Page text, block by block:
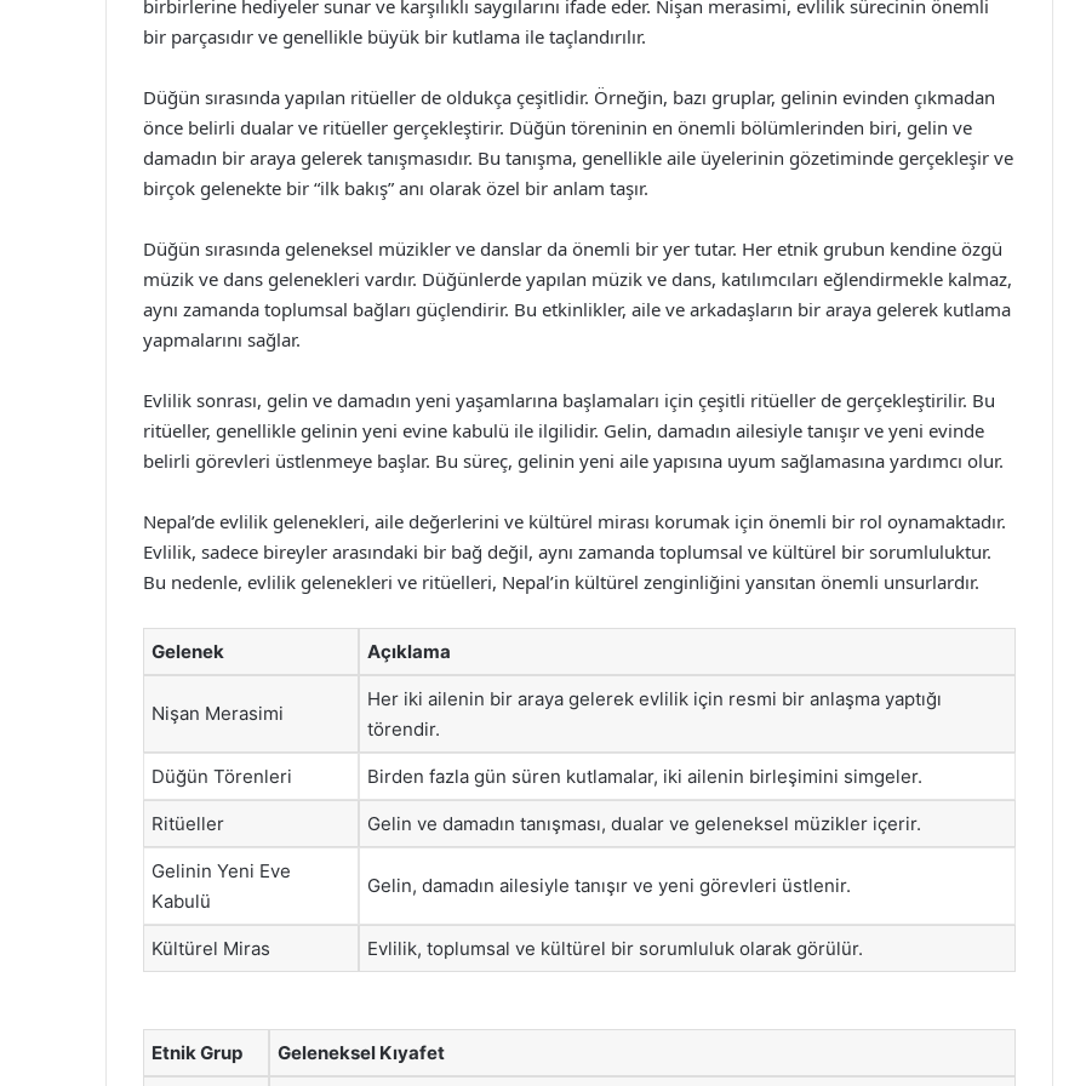
birbirlerine hediyeler sunar ve karşılıklı saygılarını ifade eder. Nişan merasimi, evlilik sürecinin önemli
bir parçasıdır ve genellikle büyük bir kutlama ile taçlandırılır.
Düğün sırasında yapılan ritüeller de oldukça çeşitlidir. Örneğin, bazı gruplar, gelinin evinden çıkmadan
önce belirli dualar ve ritüeller gerçekleştirir. Düğün töreninin en önemli bölümlerinden biri, gelin ve
damadın bir araya gelerek tanışmasıdır. Bu tanışma, genellikle aile üyelerinin gözetiminde gerçekleşir ve
birçok gelenekte bir “ilk bakış” anı olarak özel bir anlam taşır.
Düğün sırasında geleneksel müzikler ve danslar da önemli bir yer tutar. Her etnik grubun kendine özgü
müzik ve dans gelenekleri vardır. Düğünlerde yapılan müzik ve dans, katılımcıları eğlendirmekle kalmaz,
aynı zamanda toplumsal bağları güçlendirir. Bu etkinlikler, aile ve arkadaşların bir araya gelerek kutlama
yapmalarını sağlar.
Evlilik sonrası, gelin ve damadın yeni yaşamlarına başlamaları için çeşitli ritüeller de gerçekleştirilir. Bu
ritüeller, genellikle gelinin yeni evine kabulü ile ilgilidir. Gelin, damadın ailesiyle tanışır ve yeni evinde
belirli görevleri üstlenmeye başlar. Bu süreç, gelinin yeni aile yapısına uyum sağlamasına yardımcı olur.
Nepal’de evlilik gelenekleri, aile değerlerini ve kültürel mirası korumak için önemli bir rol oynamaktadır.
Evlilik, sadece bireyler arasındaki bir bağ değil, aynı zamanda toplumsal ve kültürel bir sorumluluktur.
Bu nedenle, evlilik gelenekleri ve ritüelleri, Nepal’in kültürel zenginliğini yansıtan önemli unsurlardır.
Gelenek Açıklama
Nişan Merasimi
Her iki ailenin bir araya gelerek evlilik için resmi bir anlaşma yaptığı
törendir.
Düğün Törenleri Birden fazla gün süren kutlamalar, iki ailenin birleşimini simgeler.
Ritüeller Gelin ve damadın tanışması, dualar ve geleneksel müzikler içerir.
Gelinin Yeni Eve
Kabulü
Gelin, damadın ailesiyle tanışır ve yeni görevleri üstlenir.
Kültürel Miras Evlilik, toplumsal ve kültürel bir sorumluluk olarak görülür.
Etnik Grup Geleneksel Kıyafet